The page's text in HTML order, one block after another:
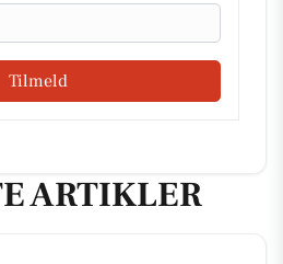
Tilmeld
ARTIKLER